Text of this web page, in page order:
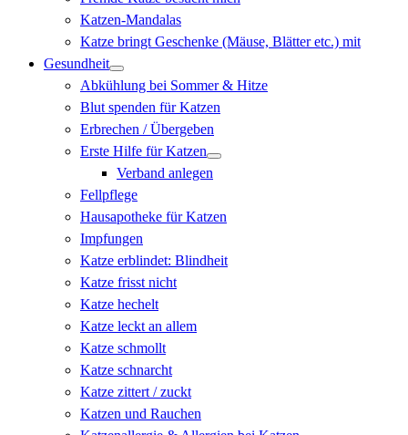
Katzen-Mandalas
Katze bringt Geschenke (Mäuse, Blätter etc.) mit
Gesundheit
Abkühlung bei Sommer & Hitze
Blut spenden für Katzen
Erbrechen / Übergeben
Erste Hilfe für Katzen
Verband anlegen
Fellpflege
Hausapotheke für Katzen
Impfungen
Katze erblindet: Blindheit
Katze frisst nicht
Katze hechelt
Katze leckt an allem
Katze schmollt
Katze schnarcht
Katze zittert / zuckt
Katzen und Rauchen